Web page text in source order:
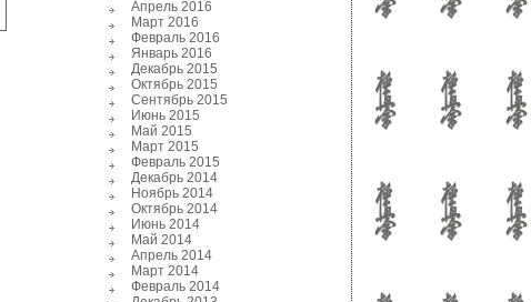
Апрель 2016
Март 2016
Февраль 2016
Январь 2016
Декабрь 2015
Октябрь 2015
Сентябрь 2015
Июнь 2015
Май 2015
Март 2015
Февраль 2015
Декабрь 2014
Ноябрь 2014
Октябрь 2014
Июнь 2014
Май 2014
Апрель 2014
Март 2014
Февраль 2014